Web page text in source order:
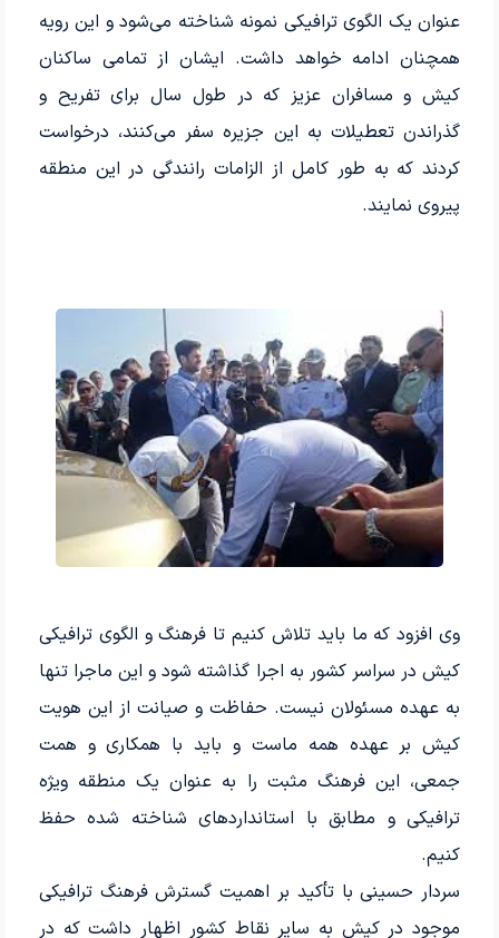
عنوان یک الگوی ترافیکی نمونه شناخته می‌شود و این رویه
همچنان ادامه خواهد داشت. ایشان از تمامی ساکنان
کیش و مسافران عزیز که در طول سال برای تفریح و
گذراندن تعطیلات به این جزیره سفر می‌کنند، درخواست
کردند که به طور کامل از الزامات رانندگی در این منطقه
پیروی نمایند.
وی افزود که ما باید تلاش کنیم تا فرهنگ و الگوی ترافیکی
کیش در سراسر کشور به اجرا گذاشته شود و این ماجرا تنها
به عهده مسئولان نیست. حفاظت و صیانت از این هویت
کیش بر عهده همه ماست و باید با همکاری و همت
جمعی، این فرهنگ مثبت را به عنوان یک منطقه ویژه
ترافیکی و مطابق با استانداردهای شناخته شده حفظ
کنیم.
سردار حسینی با تأکید بر اهمیت گسترش فرهنگ ترافیکی
موجود در کیش به سایر نقاط کشور اظهار داشت که در